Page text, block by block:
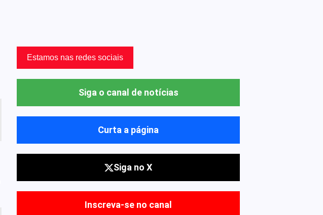
Estamos nas redes sociais
Siga o canal de notícias
Curta a página
Siga no X
Inscreva-se no canal